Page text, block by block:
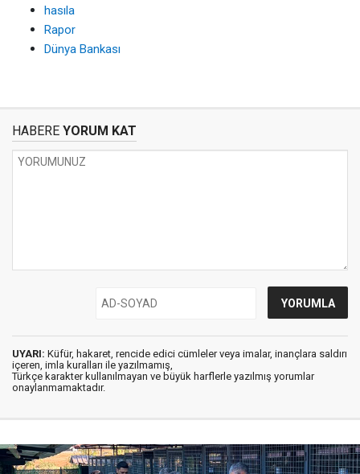
hasıla
Rapor
Dünya Bankası
HABERE YORUM KAT
UYARI: Küfür, hakaret, rencide edici cümleler veya imalar, inançlara saldırı
içeren, imla kuralları ile yazılmamış,
Türkçe karakter kullanılmayan ve büyük harflerle yazılmış yorumlar
onaylanmamaktadır.